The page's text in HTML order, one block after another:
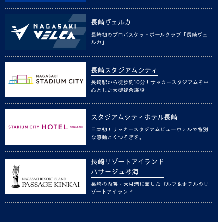
長崎ヴェルカ
長崎初のプロバスケットボールクラブ「長崎ヴェ
ルカ」
長崎スタジアムシティ
長崎駅から徒歩約10分！サッカースタジアムを中
心とした大型複合施設
スタジアムシティホテル長崎
日本初！サッカースタジアムビューホテルで特別
な感動とくつろぎを。
長崎リゾートアイランド
パサージュ琴海
長崎の内海・大村湾に面したゴルフ＆ホテルのリ
ゾートアイランド